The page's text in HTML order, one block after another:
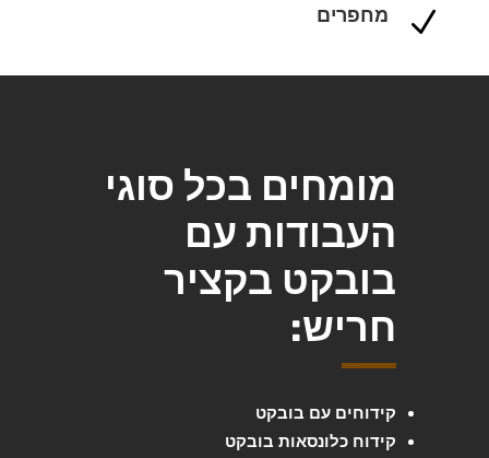
N מחפרים
מומחים בכל סוגי
העבודות עם
בובקט בקציר
חריש:
קידוחים עם בובקט
קידוח כלונסאות בובקט